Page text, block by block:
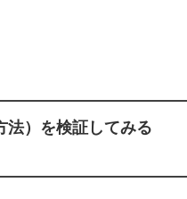
法）を検証してみる